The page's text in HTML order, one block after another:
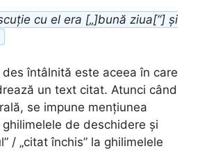
cu el era [„]bună ziua[”] și
întâlnită este aceea în care
un text citat. Atunci când
se impune mențiunea
ghilimelele de deschidere și
/ „citat închis” la ghilimelele